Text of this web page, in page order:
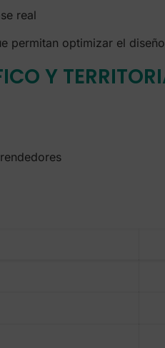
real
permitan optimizar el
Y